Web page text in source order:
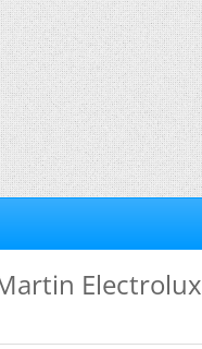
Electrolux